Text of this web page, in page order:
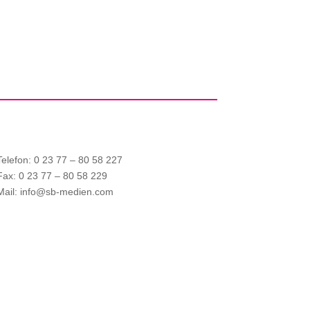
0 23 77 – 80 58 227
0 23 77 – 80 58 229
info@sb-medien.com